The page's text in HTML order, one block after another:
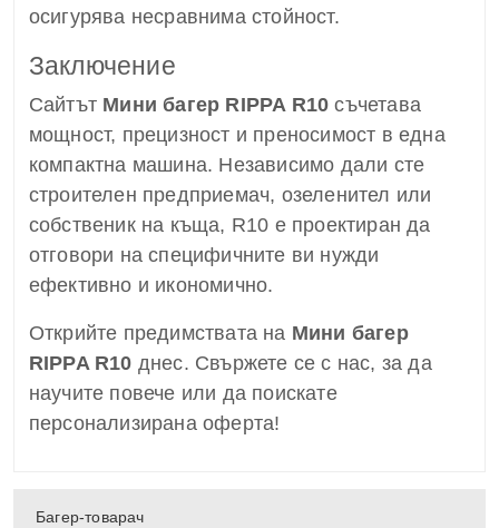
Багер-товарач
осигурява несравнима стойност.
Заключение
Сайтът Мини багер RIPPA R10 съчетава
мощност, прецизност и преносимост в една
компактна машина. Независимо дали сте
строителен предприемач, озеленител или
собственик на къща, R10 е проектиран да
отговори на специфичните ви нужди
ефективно и икономично.
Открийте предимствата на Мини багер
RIPPA R10 днес. Свържете се с нас, за да
научите повече или да поискате
персонализирана оферта!